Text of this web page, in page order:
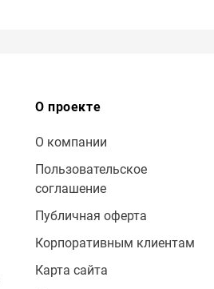
О проекте
О компании
Пользовательское
соглашение
Публичная оферта
Корпоративным клиентам
Карта сайта